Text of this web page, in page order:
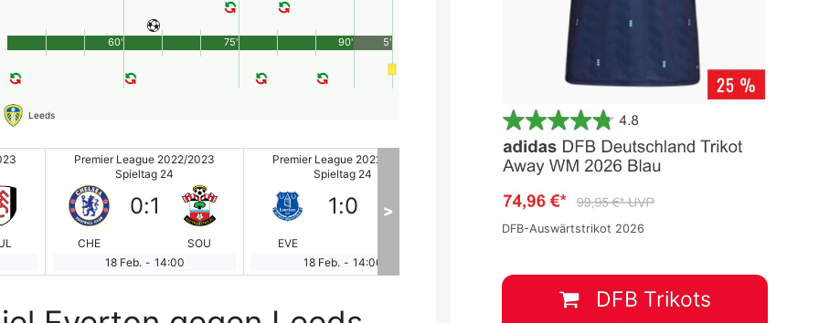
Leeds
90'
60' 75' 5'
Premier League 2022/2023
Spieltag 24
CHE
0:1
SOU
18 Feb. - 14:00
Premier League 2022/2023
Spieltag 24
EVE
1:0
18 Feb. - 14:00
Premier League 2022/2023
Spieltag 24
1:1
>
DFB-Auswärtstrikot 2026
DFB Trikots